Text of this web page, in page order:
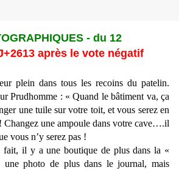
- du 12
après le vote négatif
plein dans tous les recoins du patelin.
Prudhomme : « Quand le bâtiment va, ça
une tuile sur votre toit, et vous serez en
Changez une ampoule dans votre cave….il
vous n’y serez pas !
il y a une boutique de plus dans la «
une photo de plus dans le journal, mais